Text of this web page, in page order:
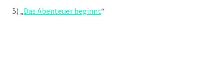
5) „Das Abenteuer beginnt“